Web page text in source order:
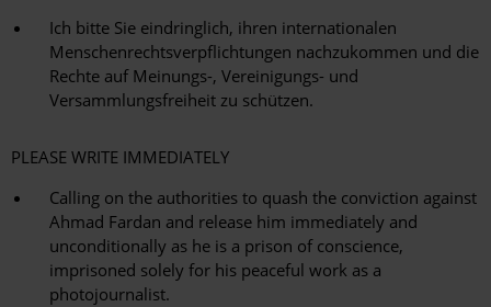
Ich bitte Sie eindringlich, ihren internationalen
Menschenrechtsverpflichtungen nachzukommen und die
Rechte auf Meinungs-, Vereinigungs- und
Versammlungsfreiheit zu schützen.
PLEASE WRITE IMMEDIATELY
Calling on the authorities to quash the conviction against
Ahmad Fardan and release him immediately and
unconditionally as he is a prison of conscience,
imprisoned solely for his peaceful work as a
photojournalist.